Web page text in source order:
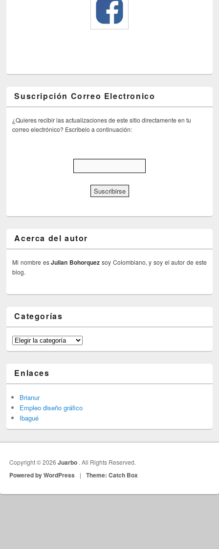
Suscripción Correo Electronico
¿Quieres recibir las actualizaciones de este sitio directamente en tu
correo electrónico? Escribelo a continuación:
Acerca del autor
Mi nombre esJulian Bohorquez soy Colombiano, y soy el autor de este
blog.
Categorías
Categorías
Enlaces
Brianur
Empleo diseño gráfico
Ibagué
Copyright © 2026Juarbo . All Rights Reserved.
Powered by WordPress | Theme: Catch Box